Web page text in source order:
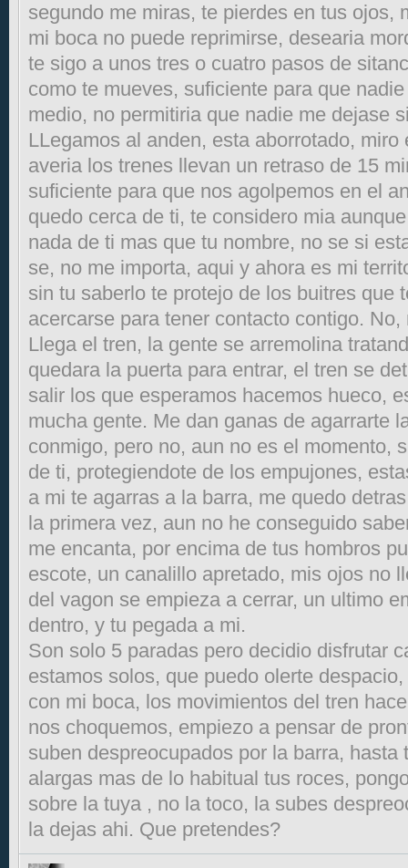
segundo me miras, te pierdes en tus ojos,
mi boca no puede reprimirse, desearia
te sigo a unos tres o cuatro pasos de
como te mueves, suficiente para que
medio, no permitiria que nadie me dejase
LLegamos al anden, esta aborrotado,
averia los trenes llevan un retraso de 15
suficiente para que nos agolpemos en el
quedo cerca de ti, te considero mia
nada de ti mas que tu nombre, no se si
se, no me importa, aqui y ahora es mi
sin tu saberlo te protejo de los buitres que
acercarse para tener contacto contigo. No,
Llega el tren, la gente se arremolina
quedara la puerta para entrar, el tren se
salir los que esperamos hacemos hueco,
mucha gente. Me dan ganas de agarrarte
conmigo, pero no, aun no es el momento,
de ti, protegiendote de los empujones,
a mi te agarras a la barra, me quedo
la primera vez, aun no he conseguido
me encanta, por encima de tus hombros
escote, un canalillo apretado, mis ojos no
del vagon se empieza a cerrar, un ultimo
dentro, y tu pegada a mi.
Son solo 5 paradas pero decidio disfrutar
estamos solos, que puedo olerte
con mi boca, los movimientos del tren
nos choquemos, empiezo a pensar de
suben despreocupados por la barra,
alargas mas de lo habitual tus roces,
sobre la tuya , no la toco, la subes
la dejas ahi. Que pretendes?